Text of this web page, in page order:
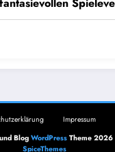
Impressum
Blog WordPressTheme 2026
SpiceThemes